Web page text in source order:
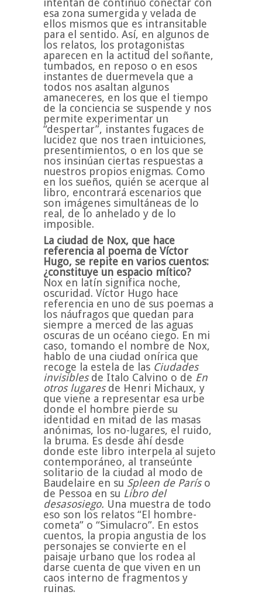
esa zona sumergida y velada de
ellos mismos que es intransitable
para el sentido. Así, en algunos de
los relatos, los protagonistas
aparecen en la actitud del soñante,
tumbados, en reposo o en esos
instantes de duermevela que a
todos nos asaltan algunos
amaneceres, en los que el tiempo
de la conciencia se suspende y nos
permite experimentar un
“despertar”, instantes fugaces de
lucidez que nos traen intuiciones,
presentimientos, o en los que se
nos insinúan ciertas respuestas a
nuestros propios enigmas. Como
en los sueños, quién se acerque al
libro, encontrará escenarios que
son imágenes simultáneas de lo
real, de lo anhelado y de lo
imposible.
La ciudad de Nox, que hace
referencia al poema de Víctor
Hugo, se repite en varios cuentos:
¿constituye un espacio mítico?
Nox en latín significa noche,
oscuridad. Víctor Hugo hace
referencia en uno de sus poemas a
los náufragos que quedan para
siempre a merced de las aguas
oscuras de un océano ciego. En mi
caso, tomando el nombre de Nox,
hablo de una ciudad onírica que
recoge la estela de las Ciudades
invisiblesde Italo Calvino o de En
otros lugaresde Henri Michaux, y
que viene a representar esa urbe
donde el hombre pierde su
identidad en mitad de las masas
anónimas, los no-lugares, el ruido,
la bruma. Es desde ahí desde
donde este libro interpela al sujeto
contemporáneo, al transeúnte
solitario de la ciudad al modo de
Baudelaire en su Spleen de Paríso
de Pessoa en su Libro del
desasosiego. Una muestra de todo
eso son los relatos “El hombre-
cometa” o “Simulacro”. En estos
cuentos, la propia angustia de los
personajes se convierte en el
paisaje urbano que los rodea al
darse cuenta de que viven en un
caos interno de fragmentos y
ruinas.